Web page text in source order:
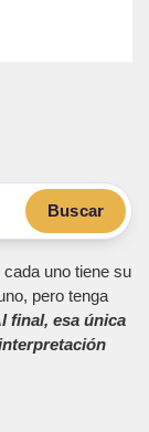
Buscar
uno tiene su
pero tenga
final, esa única